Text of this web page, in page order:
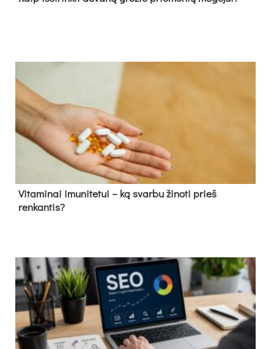
Vitaminai imunitetui – ką svarbu žinoti prieš
renkantis?